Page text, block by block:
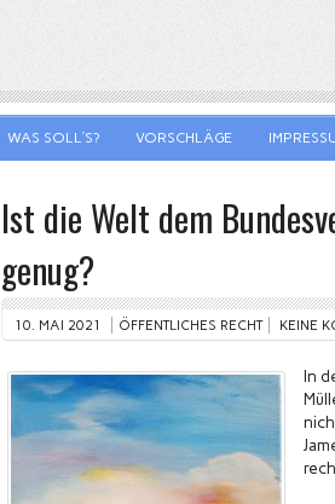
WAS SOLL’S? VORSCHLÄGE
Ist die Welt dem
genug?
10. MAI 2021 ÖFFENTLICHES RECHT KEINE
In